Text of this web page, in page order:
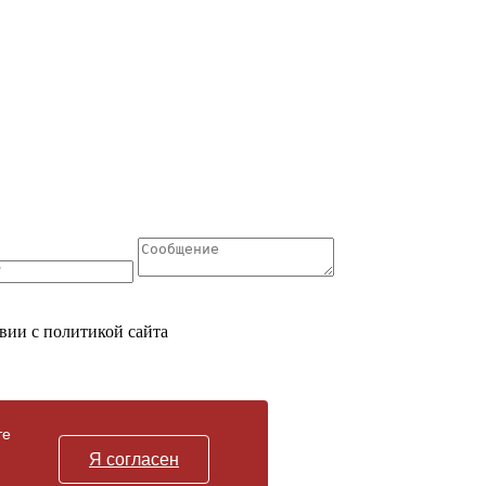
Я согласен
с политикой сайта